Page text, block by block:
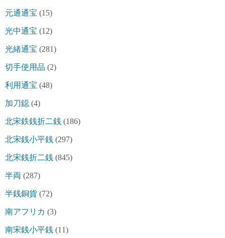
元通通宝 (15)
光中通宝 (12)
光緒通宝 (281)
切手使用品 (2)
利用通宝 (48)
加刀鐚 (4)
北宋鉄銭折二銭 (186)
北宋銭小平銭 (297)
北宋銭折二銭 (845)
半両 (287)
半銭銅貨 (72)
南アフリカ (3)
南宋銭小平銭 (11)